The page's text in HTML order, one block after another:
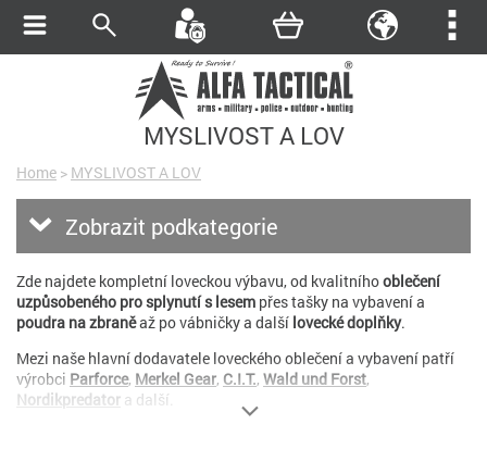
MYSLIVOST A LOV
Home > MYSLIVOST A LOV
Zobrazit podkategorie
Zde najdete kompletní loveckou výbavu, od kvalitníhooblečení
uzpůsobeného pro splynutí s lesem přes tašky na vybavení a
poudra na zbraněaž po vábničky a další lovecké doplňky.
Mezi naše hlavní dodavatele loveckého oblečení a vybavení patří
výrobci Parforce, Merkel Gear, C.I.T., Wald und Forst,
Nordikpredator a další.